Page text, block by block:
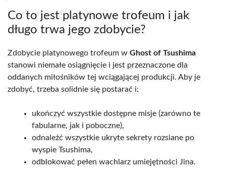
Co to jest platynowe trofeum i jak
długo trwa jego zdobycie?
Zdobycie platynowego trofeum w Ghost of Tsushima
stanowi niemałe osiągnięcie i jest przeznaczone dla
oddanych miłośników tej wciągającej produkcji. Aby je
zdobyć, trzeba solidnie się postarać i:
ukończyć wszystkie dostępne misje (zarówno te
fabularne, jak i poboczne),
odnaleźć wszystkie ukryte sekrety rozsiane po
wyspie Tsushima,
odblokować pełen wachlarz umiejętności Jina.